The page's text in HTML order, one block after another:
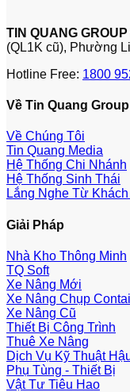
TIN QUANG GROUP
(QL1K cũ), Phường
Hotline Free: 1800
Về Tin Quang Group
Về Chúng Tôi
Tin Quang Media
Hệ Thống Chi Nhánh
Hệ Thống Sinh Thái
Lắng Nghe Từ
Giải Pháp
Nhà Kho Thông Minh
TQ Soft
Xe Nâng Mới
Xe Nâng Chụp
Xe Nâng Cũ
Thiết Bị Công Trình
Thuê Xe Nâng
Dịch Vụ Kỹ Thuật
Phụ Tùng - Thiết Bị
Vật Tư Tiêu Hao